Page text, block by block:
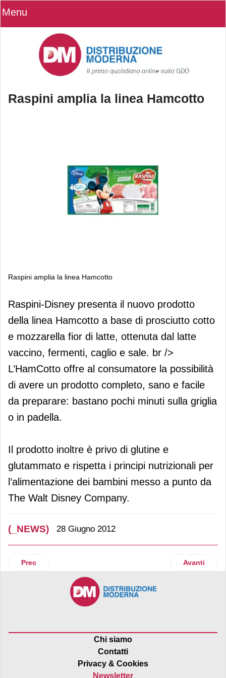
Menu
Raspini amplia la linea Hamcotto
Raspini amplia la linea Hamcotto
Raspini amplia la linea Hamcotto
Raspini-Disney presenta il nuovo prodotto
della linea Hamcotto a base di prosciutto cotto
e mozzarella fior di latte, ottenuta dal latte
vaccino, fermenti, caglio e sale. br />
L’HamCotto offre al consumatore la possibilità
di avere un prodotto completo, sano e facile
da preparare: bastano pochi minuti sulla griglia
o in padella.
Il prodotto inoltre è privo di glutine e
glutammato e rispetta i principi nutrizionali per
l’alimentazione dei bambini messo a punto da
The Walt Disney Company.
(_NEWS) 28 Giugno 2012
Articolo precedente: Pasta Riscossa cresce e investe in
Prec Articolo
Avanti
Chi siamo
Contatti
Privacy & Cookies
Newsletter